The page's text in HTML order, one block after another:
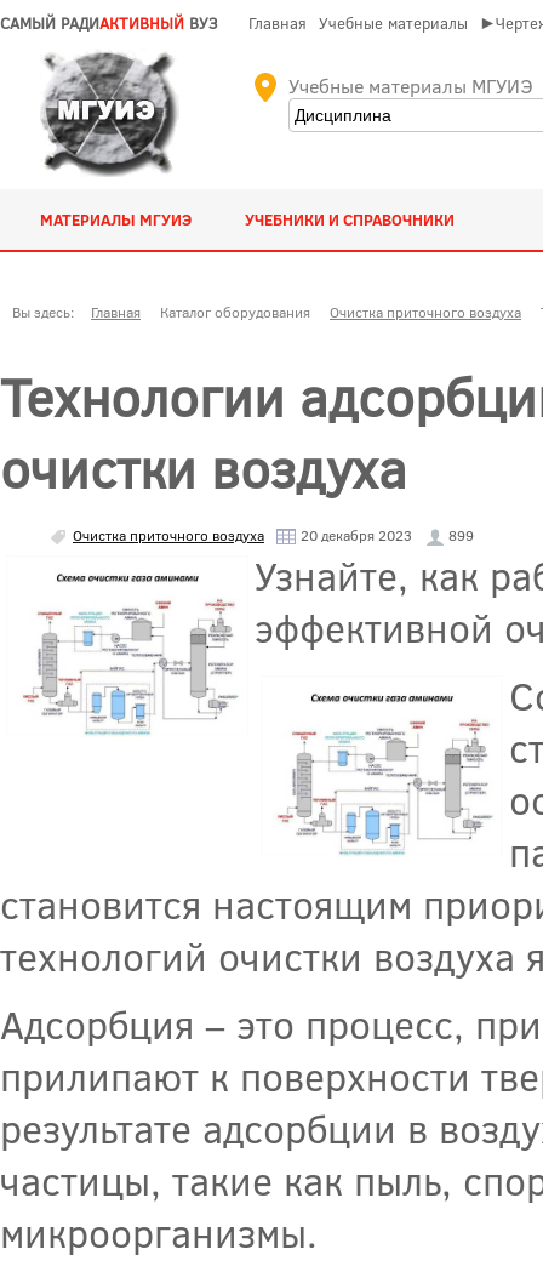
САМЫЙ РАДИАКТИВНЫЙ ВУЗ Главная Учебные материалы
Учебные материалы МГУИЭ
МАТЕРИАЛЫ МГУИЭ УЧЕБНИКИ И СПРАВОЧНИКИ
Вы здесь: Главная Каталог оборудования Очистка приточного воздуха
Технологии
очистки воздуха
Очистка приточного воздуха 20 декабря 2023 899
Узнайте, как
эффективной
становится настоящим
технологий очистки воздуха
Адсорбция – это процесс,
прилипают к поверхности
результате адсорбции в
частицы, такие как пыль,
микроорганизмы.